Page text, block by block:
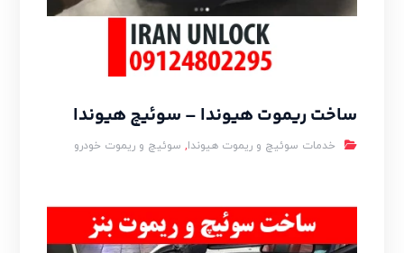
ساخت ریموت هیوندا – سوئیچ هیوندا
خدمات سوئیچ و ریموت هیوندا, سوئیچ و ریموت خودرو